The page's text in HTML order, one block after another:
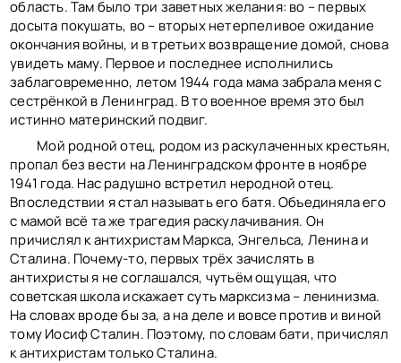
область. Там было три заветных желания: во – первых
досыта покушать, во – вторых нетерпеливое ожидание
окончания войны, и в третьих возвращение домой, снова
увидеть маму. Первое и последнее исполнились
заблаговременно, летом 1944 года мама забрала меня с
сестрёнкой в Ленинград. В то военное время это был
истинно материнский подвиг.
Мой родной отец, родом из раскулаченных крестьян,
пропал без вести на Ленинградском фронте в ноябре
1941 года. Нас радушно встретил неродной отец.
Впоследствии я стал называть его батя. Объединяла его
с мамой всё та же трагедия раскулачивания. Он
причислял к антихристам Маркса, Энгельса, Ленина и
Сталина. Почему-то, первых трёх зачислять в
антихристы я не соглашался, чутьём ощущая, что
советская школа искажает суть марксизма – ленинизма.
На словах вроде бы за, а на деле и вовсе против и виной
тому Иосиф Сталин. Поэтому, по словам бати, причислял
к антихристам только Сталина.